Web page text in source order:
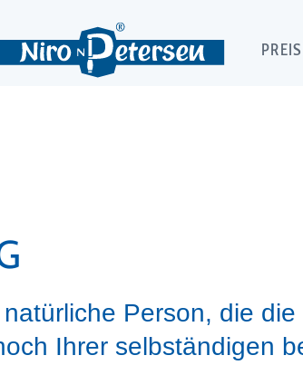
Person, die
Ihrer selbständigen